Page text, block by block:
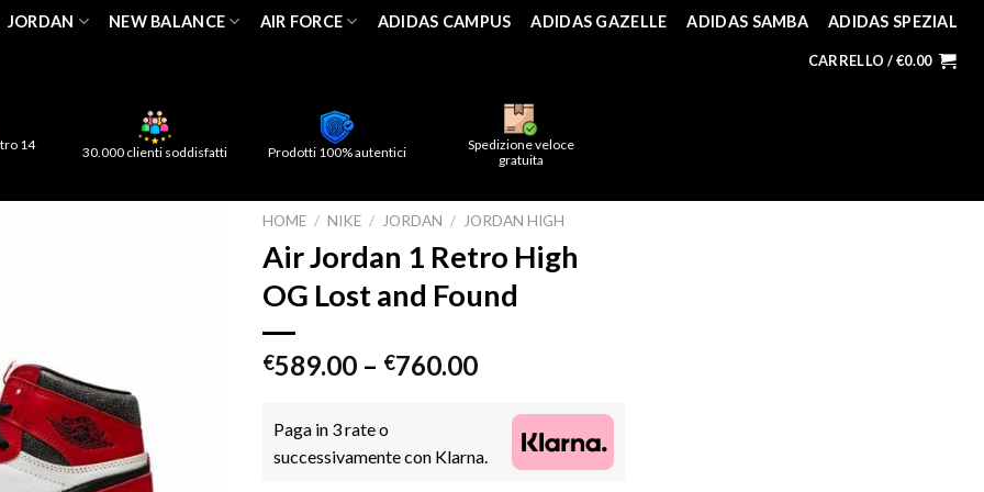
JORDAN NEW BALANCE AIR FORCE ADIDAS CAMPUS ADIDAS GAZELLE ADIDAS SAMBA ADIDAS SPEZIAL
CARRELLO /€0.00
14
30.000 clienti soddisfatti Prodotti 100% autentici
Spedizione veloce
gratuita
HOME / NIKE / JORDAN / JORDAN HIGH
Air Jordan 1 Retro High
OG Lost and Found
€589.00 – €760.00
Paga in 3 rate o
successivamente con Klarna.